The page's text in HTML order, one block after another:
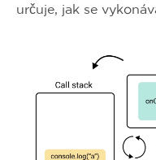
určuje, jak se